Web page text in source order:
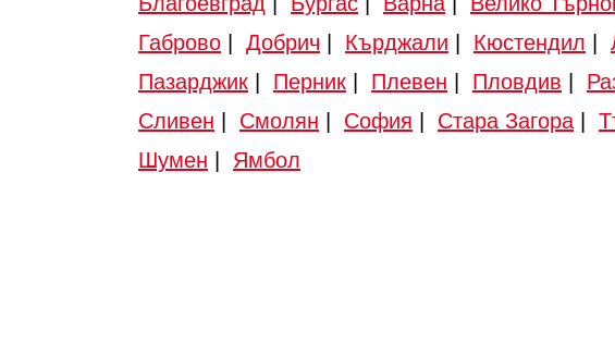
Габрово
Добрич Кърджали Кюстендил
Пазарджик
Перник Плевен Пловдив
Сливен
Смолян София Стара Загора
Шумен
Ямбол